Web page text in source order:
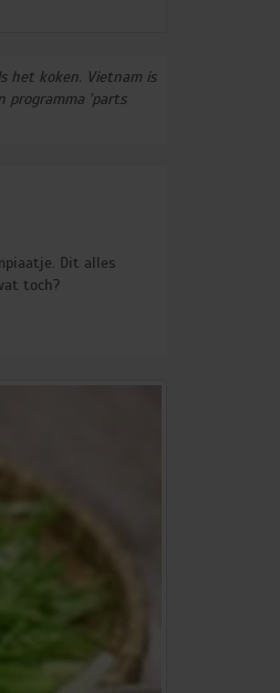
het koken. Vietnam is
programma 'parts
Dit alles
toch?